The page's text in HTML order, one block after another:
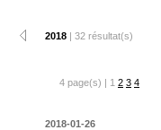
2018 | 32 résultat(s)
4 page(s) | 1 2 3 4
2018-01-26